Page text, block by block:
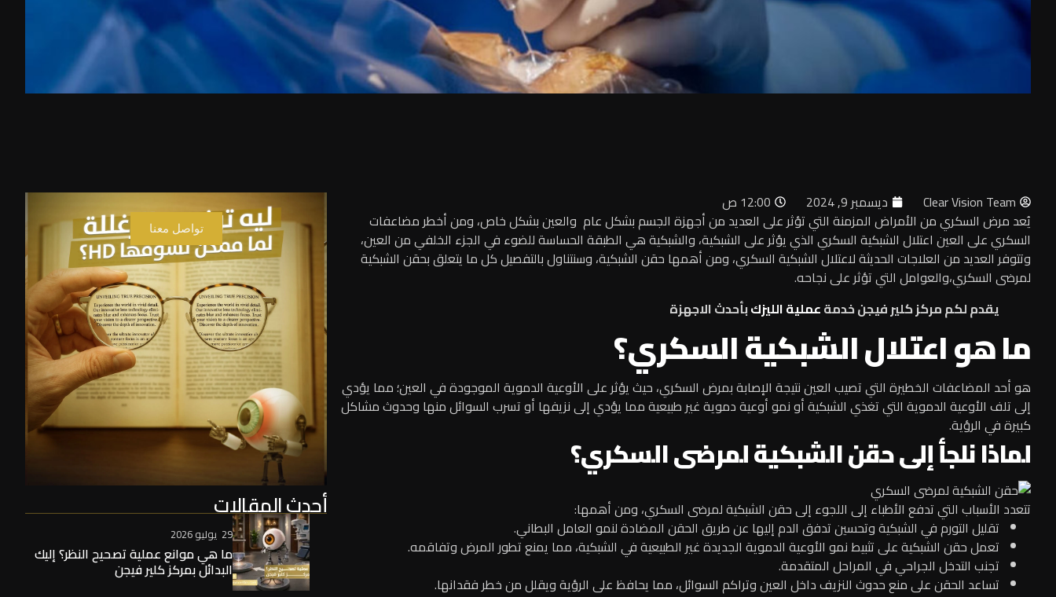
Clear Vision Team ديسمبر 9, 2024
12:00 ص
يُعد مرض السكري من الأمراض المزمنة التي تؤثر على العديد من أجهزة الجسم بشكل عام والعين بشكل خاص، ومن أخطر مضاعفات
السكري على العين اعتلال الشبكية السكري الذي يؤثر على الشبكية، والشبكية هي الطبقة الحساسة للضوء في الجزء الخلفي من العين،
وتتوفر العديد من العلاجات الحديثة لاعتلال الشبكية السكري، ومن أهمها حقن الشبكية، وسنتناول بالتفصيل كل ما يتعلق بحقن الشبكية
لمرضى السكري،والعوامل التي تؤثر على نجاحه.
يقدم لكم مركز كلير فيجن خدمةعملية الليزكبأحدث الاجهزة
ما هو اعتلال الشبكية السكري؟
هو أحد المضاعفات الخطيرة التي تصيب العين نتيجة الإصابة بمرض السكري، حيث يؤثر على الأوعية الدموية الموجودة في العين؛ مما يؤدي
إلى تلف الأوعية الدموية التي تغذي الشبكية أو نمو أوعية دموية غير طبيعية مما يؤدي إلى نزيفها أو تسرب السوائل منها وحدوث مشاكل
كبيرة في الرؤية.
لماذا نلجأ إلى حقن الشبكية لمرضى السكري؟
تتعدد الأسباب التي تدفع الأطباء إلى اللجوء إلى حقن الشبكية لمرضى السكري، ومن أهمها:
تقليل التورم في الشبكية وتحسين تدفق الدم إليها عن طريق الحقن المضادة لنمو العامل البطاني.
تعمل حقن الشبكية على تثبيط نمو الأوعية الدموية الجديدة غير الطبيعية في الشبكية، مما يمنع تطور المرض وتفاقمه.
تجنب التدخل الجراحي في المراحل المتقدمة.
تساعد الحقن على منع حدوث النزيف داخل العين وتراكم السوائل، مما يحافظ على الرؤية ويقلل من خطر فقدانها.
تواصل معنا
أحدث المقالات
29 يوليو 2026
ما هي موانع عملية تصحيح النظر؟ إليك
البدائل بمركز كلير فيجن